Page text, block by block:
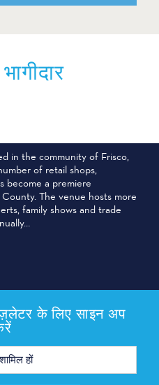
in the community of Frisco,
of retail shops,
become a premiere
The venue hosts more
family shows and trade
के लिए साइन अप